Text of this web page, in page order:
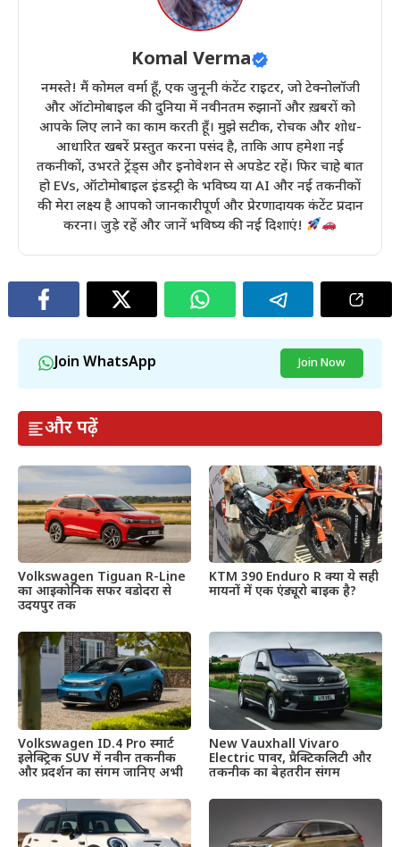
Komal Verma
नमस्ते! मैं कोमल वर्मा हूँ, एक जुनूनी कंटेंट राइटर, जो टेक्नोलॉजी
और ऑटोमोबाइल की दुनिया में नवीनतम रुझानों और ख़बरों को
आपके लिए लाने का काम करती हूँ। मुझे सटीक, रोचक और शोध-
आधारित खबरें प्रस्तुत करना पसंद है, ताकि आप हमेशा नई
तकनीकों, उभरते ट्रेंड्स और इनोवेशन से अपडेट रहें। फिर चाहे बात
हो EVs, ऑटोमोबाइल इंडस्ट्री के भविष्य या AI और नई तकनीकों
की मेरा लक्ष्य है आपको जानकारीपूर्ण और प्रेरणादायक कंटेंट प्रदान
करना। जुड़े रहें और जानें भविष्य की नई दिशाएं!
Join WhatsApp Join Now
और पढ़ें
Volkswagen Tiguan R-Line
का आइकोनिक सफर वडोदरा से
उदयपुर तक
KTM 390 Enduro R क्या ये सही
मायनों में एक एंड्यूरो बाइक है?
Volkswagen ID.4 Pro स्मार्ट
इलेक्ट्रिक SUV में नवीन तकनीक
और प्रदर्शन का संगम जानिए अभी
New Vauxhall Vivaro
Electric पावर, प्रैक्टिकलिटी और
तकनीक का बेहतरीन संगम